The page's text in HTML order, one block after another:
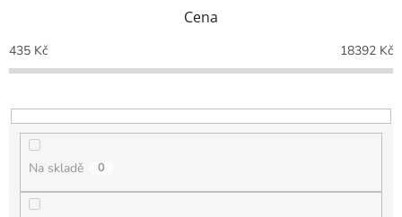
o
d
k
t
Cena
435 Kč 18392 Kč
Na skladě 0